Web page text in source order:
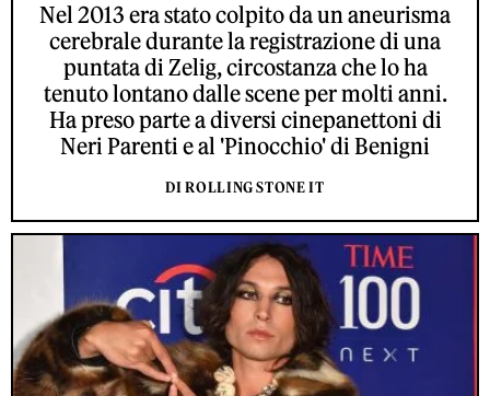
Nel 2013 era stato colpito da un aneurisma
cerebrale durante la registrazione di una
puntata di Zelig, circostanza che lo ha
tenuto lontano dalle scene per molti anni.
Ha preso parte a diversi cinepanettoni di
Neri Parenti e al 'Pinocchio' di Benigni
DI ROLLING STONE IT